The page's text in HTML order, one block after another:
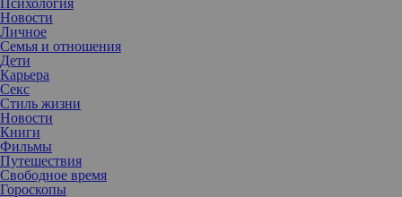
Психология
Новости
Личное
Семья и отношения
Дети
Карьера
Секс
Стиль жизни
Новости
Книги
Фильмы
Путешествия
Свободное время
Гороскопы
Если помада кажется вам слишком тяжелой, а блеск липким, но
в то же время совсем без цвета на губах вы оставаться не хотите,
попробуйте тинт. Это пигментированное средство может
придавать самые разные оттенки и эффекты, поэтому выбрать
подходящий не составит труда.